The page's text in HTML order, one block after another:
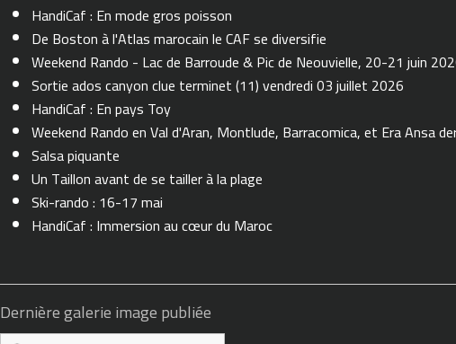
HandiCaf : En mode gros poisson
De Boston à l'Atlas marocain le CAF se diversifie
Weekend Rando - Lac de Barroude & Pic de Neouvielle, 20-21 juin
Sortie ados canyon clue terminet (11) vendredi 03 juillet 2026
HandiCaf : En pays Toy
Weekend Rando en Val d'Aran, Montlude, Barracomica, et Era Ansa
Salsa piquante
Un Taillon avant de se tailler à la plage
Ski-rando : 16-17 mai
HandiCaf : Immersion au cœur du Maroc
Dernière galerie image publiée